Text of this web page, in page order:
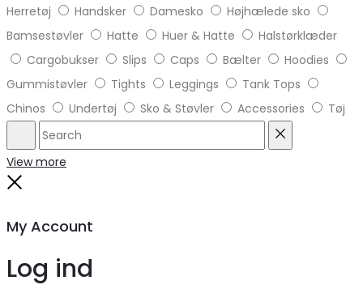
Herretøj
Handsker Damesko
Højhælede sko
Bamsestøvler
Hatte Huer & Hatte
Halstørklæder
Cargobukser
Slips Caps Bælter
Hoodies
Gummistøvler
Tights Leggings
Tank Tops
Chinos
Undertøj Sko & Støvler Accessories Tøj
Search
View more
My Account
Log ind